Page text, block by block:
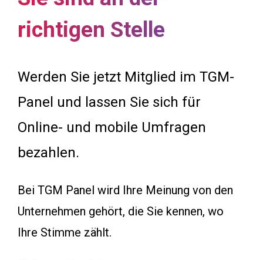
richtigen Stelle
Werden Sie jetzt Mitglied im TGM-
Panel und lassen Sie sich für
Online- und mobile Umfragen
bezahlen.
Bei TGM Panel wird Ihre Meinung von den
Unternehmen gehört, die Sie kennen, wo
Ihre Stimme zählt.